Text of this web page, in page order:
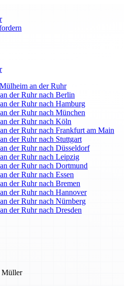
an der Ruhr
der Ruhr nach Berlin
der Ruhr nach Hamburg
der Ruhr nach München
der Ruhr nach Köln
der Ruhr nach Frankfurt am Main
der Ruhr nach Stuttgart
der Ruhr nach Düsseldorf
der Ruhr nach Leipzig
der Ruhr nach Dortmund
der Ruhr nach Essen
der Ruhr nach Bremen
der Ruhr nach Hannover
der Ruhr nach Nürnberg
der Ruhr nach Dresden
Müller